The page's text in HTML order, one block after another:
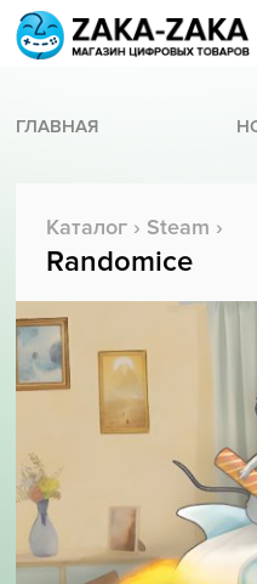
ГЛАВНАЯ
Каталог › Steam ›
Randomice